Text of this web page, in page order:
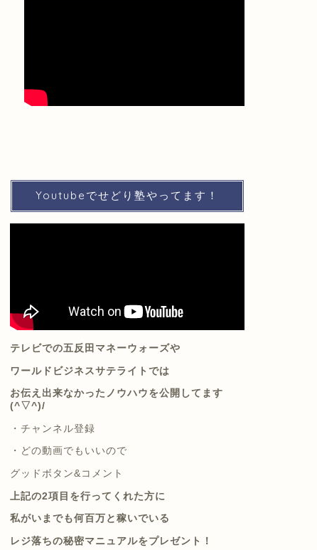
Youtubeでせどり塾やってます！
テレビでの五反田マネーウォーズや
ワールドビジネスサテライトでは
お伝え出来なかったノウハウを公開してます
(^▽^)/
・ チャンネル登録
・ どの動画でもいいので
グッドボタン&コメント
上記の2項目を行ってくれた方に
私がいまでも何百万と稼いでいる
レジ落ちの秘密マニュアルをプレゼント！